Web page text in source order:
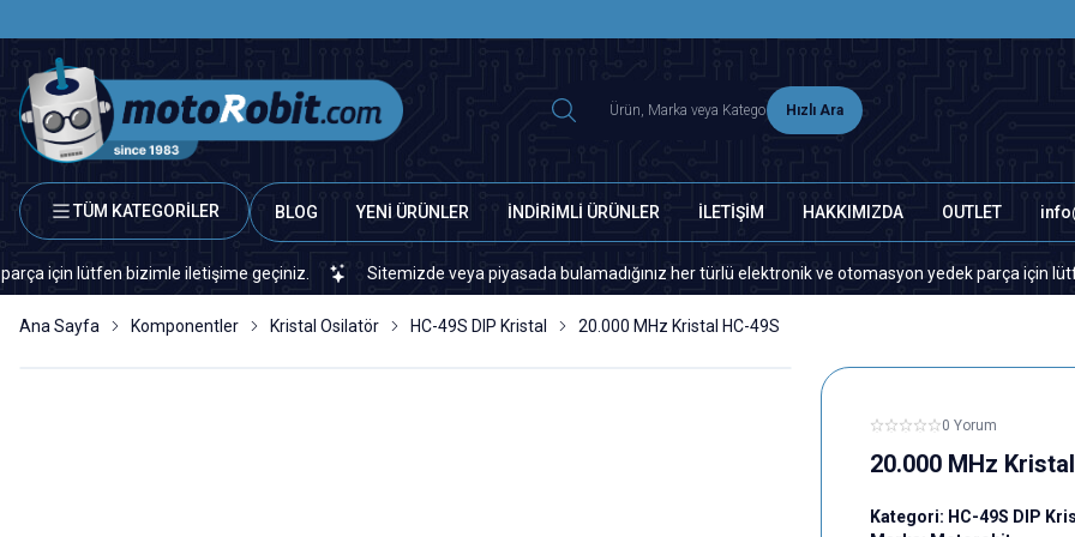
Hızlı Ara
TÜM KATEGORİLER BLOG YENİ ÜRÜNLER İNDİRİMLİ ÜRÜNLER İLETİŞİM HAKKIMIZDA OUTLET
lütfen bizimle iletişime geçiniz. Sitemizde veya piyasada bulamadığınız her türlü elektronik ve otomasyon yedek parça için lütfen
Ana Sayfa Komponentler Kristal Osilatör HC-49S DIP Kristal 20.000 MHz Kristal HC-49S
0 Yorum
20.000 MHz
Kategori: HC-49S DIP